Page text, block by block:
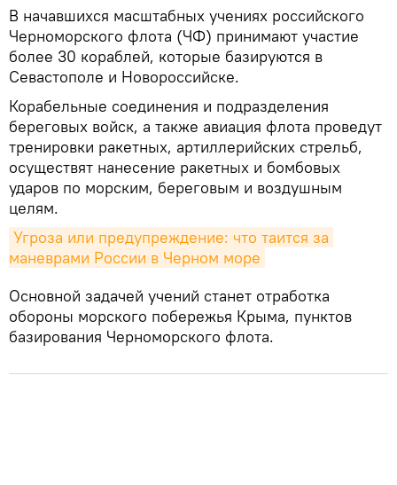
В начавшихся масштабных учениях российского
Черноморского флота (ЧФ) принимают участие
более 30 кораблей, которые базируются в
Севастополе и Новороссийске.
Корабельные соединения и подразделения
береговых войск, а также авиация флота проведут
тренировки ракетных, артиллерийских стрельб,
осуществят нанесение ракетных и бомбовых
ударов по морским, береговым и воздушным
целям.
Угроза или предупреждение: что таится за
маневрами России в Черном море
Основной задачей учений станет отработка
обороны морского побережья Крыма, пунктов
базирования Черноморского флота.